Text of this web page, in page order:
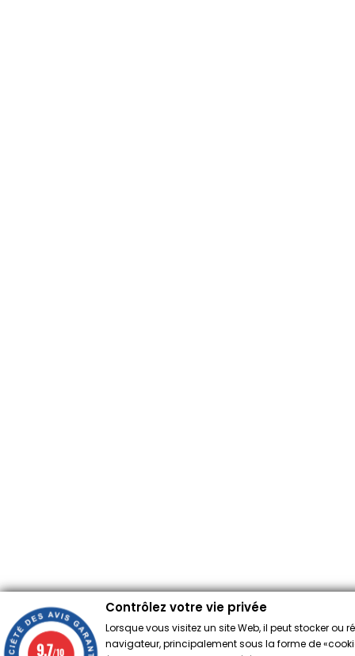
Contrôlez votre vie privée
Lorsque vous visitez un site Web, il peut stocker ou
navigateur, principalement sous la forme de
9.7/10